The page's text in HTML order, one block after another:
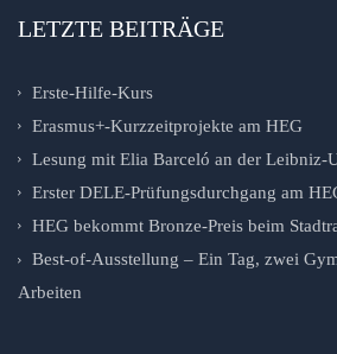
LETZTE BEITRÄGE
Erste-Hilfe-Kurs
Erasmus+-Kurzzeitprojekte am HEG
Lesung mit Elia Barceló an der Leibniz-
Erster DELE-Prüfungsdurchgang am
HEG bekommt Bronze-Preis beim
Best-of-Ausstellung – Ein Tag, zwei
Arbeiten